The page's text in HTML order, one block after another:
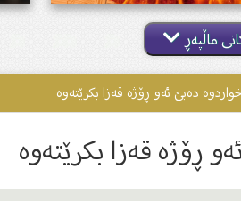
ماڵپەڕ
دەبێ ئەو ڕۆژە قەزا بکرێتەوە
ڕۆژە قەزا بکرێتەوە